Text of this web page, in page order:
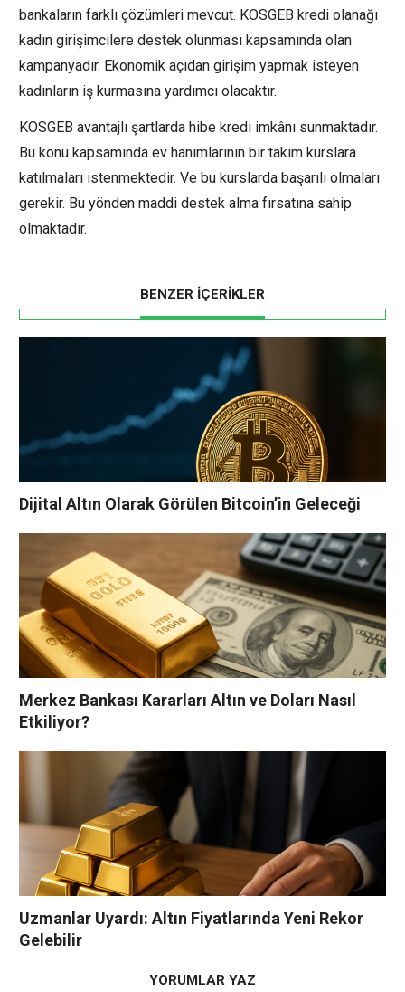
bankaların farklı çözümleri mevcut. KOSGEB kredi olanağı
kadın girişimcilere destek olunması kapsamında olan
kampanyadır. Ekonomik açıdan girişim yapmak isteyen
kadınların iş kurmasına yardımcı olacaktır.
KOSGEB avantajlı şartlarda hibe kredi imkânı sunmaktadır.
Bu konu kapsamında ev hanımlarının bir takım kurslara
katılmaları istenmektedir. Ve bu kurslarda başarılı olmaları
gerekir. Bu yönden maddi destek alma fırsatına sahip
olmaktadır.
BENZER İÇERİKLER
Dijital Altın Olarak Görülen Bitcoin’in Geleceği
Merkez Bankası Kararları Altın ve Doları Nasıl
Etkiliyor?
Uzmanlar Uyardı: Altın Fiyatlarında Yeni Rekor
Gelebilir
YORUMLAR YAZ